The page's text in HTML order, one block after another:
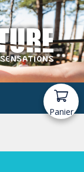
Panier